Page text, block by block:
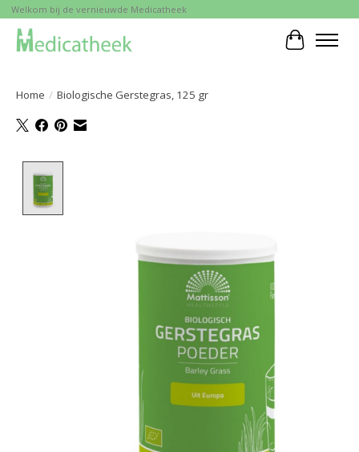
Welkom bij de vernieuwde Medicatheek
Home / Biologische Gerstegras, 125 gr